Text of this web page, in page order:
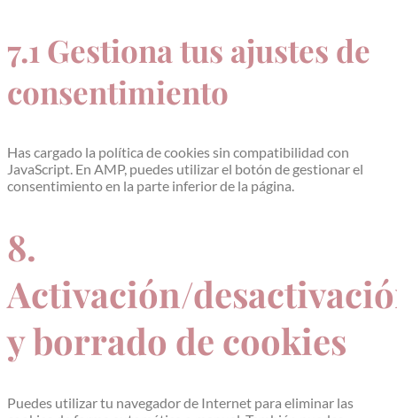
7.1 Gestiona tus ajustes de
consentimiento
Has cargado la política de cookies sin compatibilidad con
JavaScript. En AMP, puedes utilizar el botón de gestionar el
consentimiento en la parte inferior de la página.
8.
Activación/
y borrado de cookies
Puedes utilizar tu navegador de Internet para eliminar las